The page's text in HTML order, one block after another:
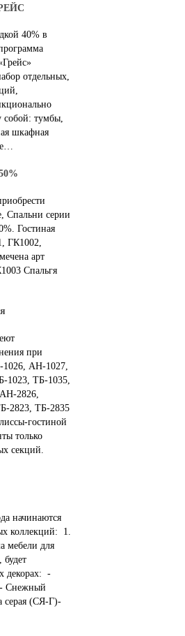
40% в
отдельных,
собой: тумбы,
шкафная
Спальни серии
Гостиная
ГК1002,
арт
Спальгя
при
АН-1027,
1023, ТБ-1035,
2826,
2823, ТБ-2835
гостиной
только
секций.
начинаются
коллекций: 1.
мебели для
будет
декорах: -
Снежный
серая (СЯ-Г)-